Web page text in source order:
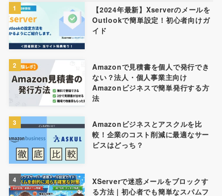
1
【2024年最新】Xserverのメールを
Outlookで簡単設定！初心者向けガ
イド
2
Amazonで見積書を個人で発行でき
ない？法人・個人事業主向け
Amazonビジネスで簡単発行する方
法
3
Amazonビジネスとアスクルを比
較！企業のコスト削減に最適なサー
ビスはどっち？
4
XServerで迷惑メールをブロックす
る方法｜初心者でも簡単なスパムフ